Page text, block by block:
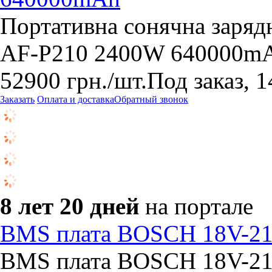
Портативна сонячна
AF-P210 2400W
52900 грн./шт.Под заказ,
Заказать Оплата и доставкаОбратный звонок
8 лет 20 дней на портале
BMS плата BOSCH 18V-
BMS плата BOSCH 18V-